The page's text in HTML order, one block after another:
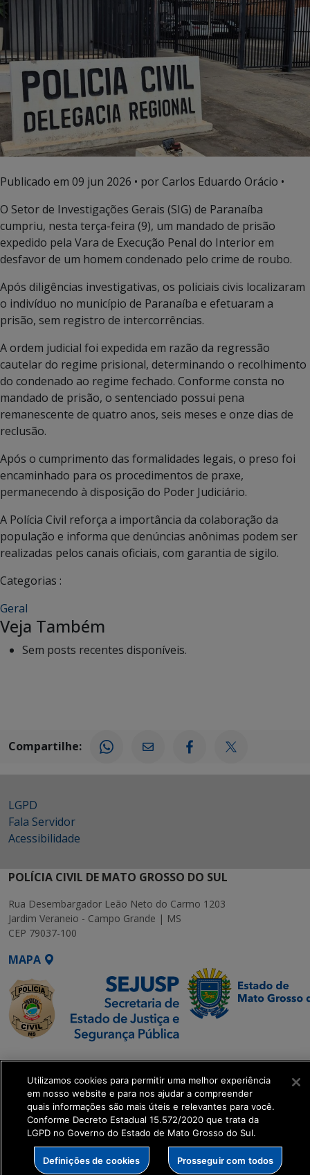
Publicado em 09 jun 2026 • por Carlos Eduardo Orácio •
O Setor de Investigações Gerais (SIG) de Paranaíba
cumpriu, nesta terça-feira (9), um mandado de prisão
expedido pela Vara de Execução Penal do Interior em
desfavor de um homem condenado pelo crime de roubo.
Após diligências investigativas, os policiais civis localizaram
o indivíduo no município de Paranaíba e efetuaram a
prisão, sem registro de intercorrências.
A ordem judicial foi expedida em razão da regressão
cautelar do regime prisional, determinando o recolhimento
do condenado ao regime fechado. Conforme consta no
mandado de prisão, o sentenciado possui pena
remanescente de quatro anos, seis meses e onze dias de
reclusão.
Após o cumprimento das formalidades legais, o preso foi
encaminhado para os procedimentos de praxe,
permanecendo à disposição do Poder Judiciário.
A Polícia Civil reforça a importância da colaboração da
população e informa que denúncias anônimas podem ser
realizadas pelos canais oficiais, com garantia de sigilo.
Categorias :
Geral
Veja Também
Sem posts recentes disponíveis.
Compartilhe:
LGPD
Fala Servidor
Acessibilidade
POLÍCIA CIVIL DE MATO GROSSO DO SUL
Rua Desembargador Leão Neto do Carmo 1203
Jardim Veraneio - Campo Grande | MS
CEP 79037-100
MAPA
SETDIG | Secretaria-
Executiva de
Transformação Digital
get_footer();
Utilizamos cookies para permitir uma melhor experiência
em nosso website e para nos ajudar a compreender
quais informações são mais úteis e relevantes para você.
Conforme Decreto Estadual 15.572/2020 que trata da
LGPD no Governo do Estado de Mato Grosso do Sul.
Definições de cookies Prosseguir com todos